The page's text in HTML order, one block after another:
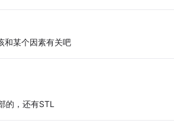
和某个因素有关吧
的，还有STL